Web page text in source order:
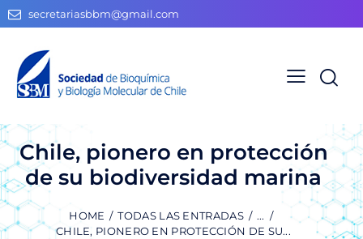
secretariasbbm@gmail.com
Chile, pionero en protección
de su biodiversidad marina
HOME TODAS LAS ENTRADAS
...
CHILE, PIONERO EN PROTECCIÓN DE SU...